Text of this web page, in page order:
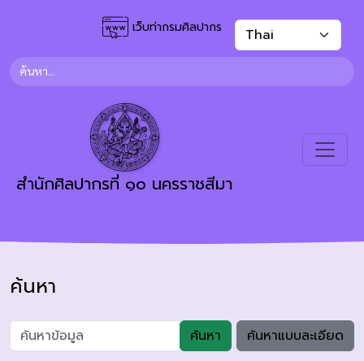
เว็บท่ากรมศิลปากร
สำนักศิลปากรที่ ๑๐ นครราชสีมา
ค้นหา
ค้นหา ค้นหาแบบละเอียด